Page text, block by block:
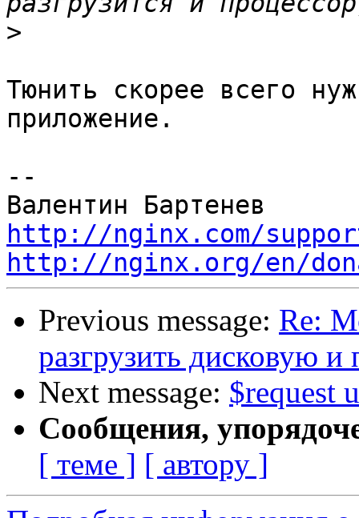
>
Тюнить скорее всего
приложение.
--
http://nginx.com/
http://nginx.org/en/
Previous message: Re:
разгрузить дисковую и
Next message: $request
Сообщения,
[ теме ] [ автору ]